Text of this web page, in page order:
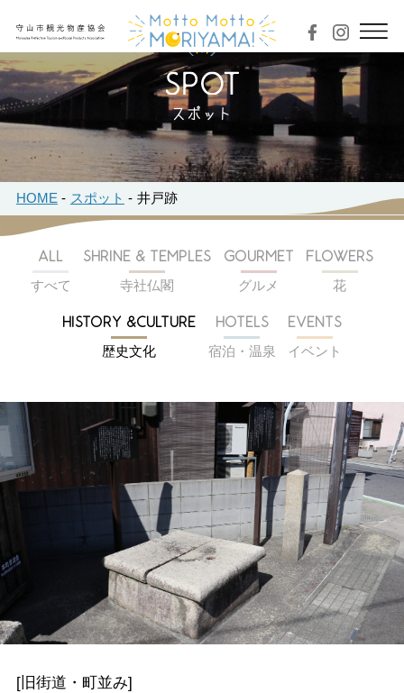
スポット
HOME スポット 井戸跡
ALL
すべて
SHRINE & TEMPLES
寺社仏閣
GOURMET
グルメ
FLOWERS
花
HISTORY &CULTURE
歴史文化
HOTELS
宿泊・温泉
EVENTS
イベント
[旧街道・町並み]